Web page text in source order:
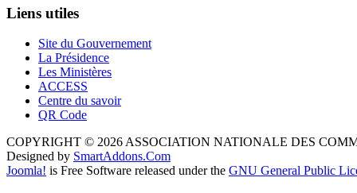
Liens utiles
Site du Gouvernement
La Présidence
Les Ministères
ACCESS
Centre du savoir
QR Code
COPYRIGHT © 2026 ASSOCIATION NATIONALE DES
Designed by SmartAddons.Com
Joomla! is Free Software released under the GNU General Public